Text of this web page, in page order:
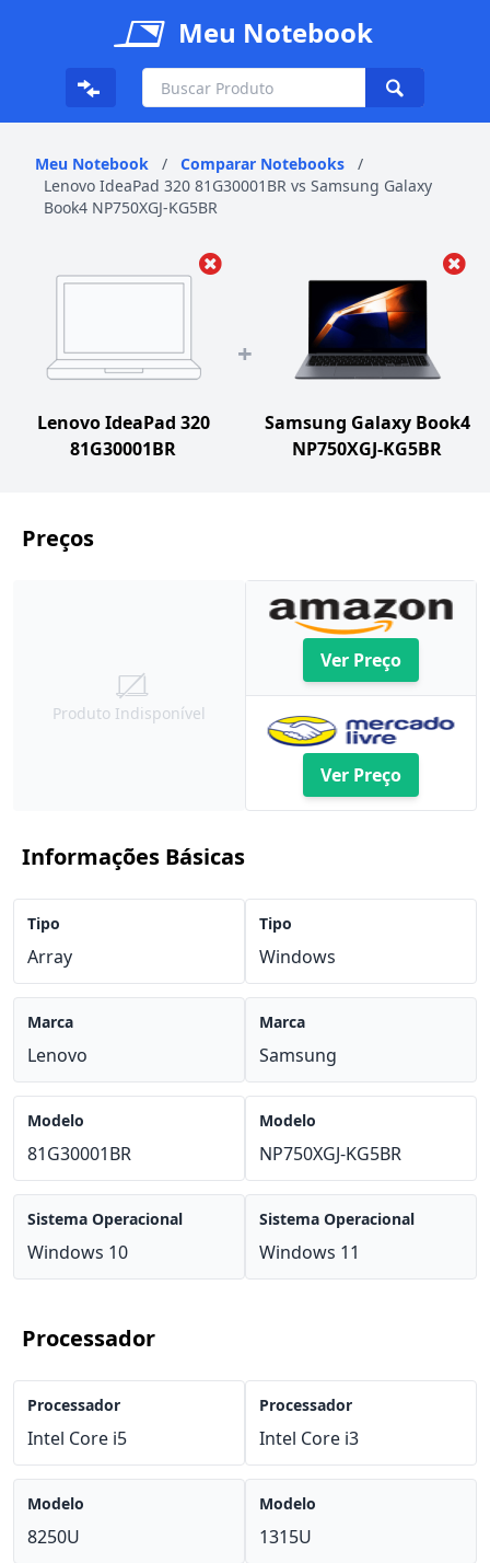
Meu Notebook
Meu Notebook / Comparar Notebooks
/
Lenovo IdeaPad 320 81G30001BR vs Samsung Galaxy
Book4 NP750XGJ-KG5BR
Lenovo IdeaPad 320
81G30001BR
+
Samsung Galaxy Book4
NP750XGJ-KG5BR
Preços
Produto Indisponível
Ver Preço
Ver Preço
Informações Básicas
Tipo
Array
Marca
Lenovo
Modelo
81G30001BR
Sistema Operacional
Windows 10
Tipo
Windows
Marca
Samsung
Modelo
NP750XGJ-KG5BR
Sistema Operacional
Windows 11
Processador
Processador
Intel Core i5
Modelo
8250U
Processador
Intel Core i3
Modelo
1315U